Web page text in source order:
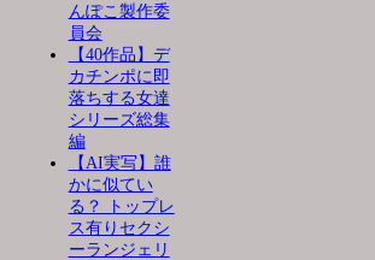
んぽこ製作委
員会
【40作品】デ
カチンポに即
落ちする女達
シリーズ総集
編
【AI実写】誰
かに似てい
る？ トップレ
ス有りセクシ
ーランジェリ